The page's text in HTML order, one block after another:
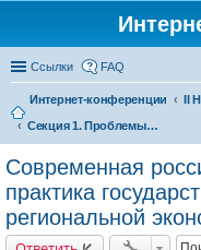
Ссылки FAQ
Интернет-конференции
Секция 1. Проблемы социально-экономического развития и управления территориями
Современная
практика
региональной